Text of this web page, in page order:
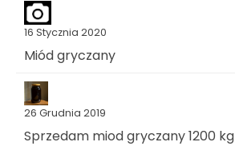
16 Stycznia 2020
Miód gryczany
26 Grudnia 2019
Sprzedam miod gryczany 1200 kg